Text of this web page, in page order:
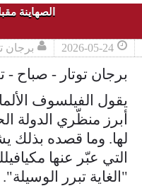
الصهاينة
2026-05-24 برجان
برجان توتار - صباح
يقول الفيلسوف
أبرز منظّري الدولة
لها. وما قصده بذلك
التي عبّر عنها
"الغاية تبرر الوسيلة".